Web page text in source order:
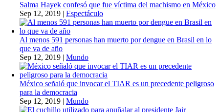
Salma Hayek confesó que fue víctima del machismo en México
Sep 12, 2019 | Espectáculo
Al menos 591 personas han muerto por dengue en Brasil en lo
que va de año
Sep 12, 2019 | Mundo
México señaló que invocar el TIAR es un precedente peligroso
para la democracia
Sep 12, 2019 | Mundo